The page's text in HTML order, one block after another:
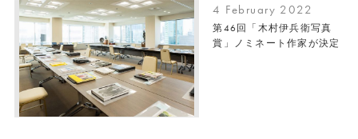
4 February 2022
第46回「木村伊兵衛写真
賞」ノミネート作家が決定